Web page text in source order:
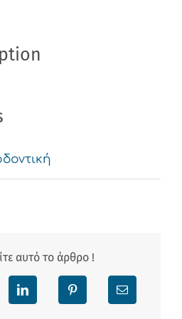
αυτό το άρθρο !
LinkedIn Pinterest Email